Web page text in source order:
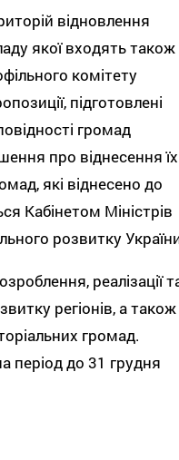
відновлення
якої входять також
комітету
підготовлені
громад
про віднесення їх
які віднесено до
Кабінетом Міністрів
розвитку
реалізації
регіонів, а також
громад.
період до 31 грудня